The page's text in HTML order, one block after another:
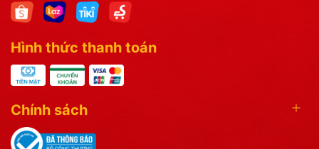
Hình thức thanh toán
Chính sách